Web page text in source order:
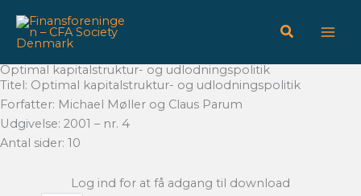
indholdet
Optimal kapitalstruktur- og udlodningspolitik
Titel: Optimal kapitalstruktur- og udlodningspolitik
Forfatter: Michael Møller og Claus Parum
Udgivelse: 2001 – nr. 4
Antal sider: 10
Log ind for at få adgang til download